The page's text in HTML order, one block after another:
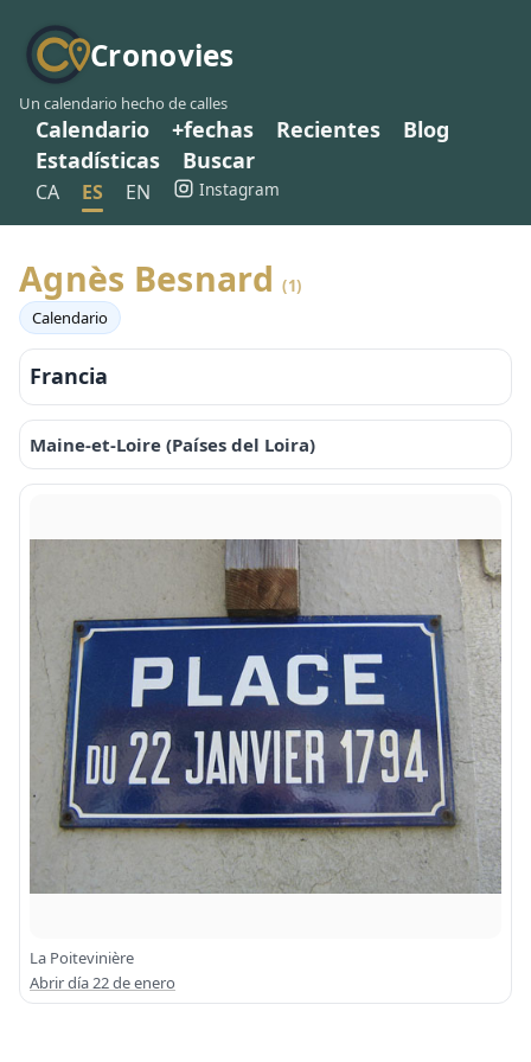
Cronovies
Un calendario hecho de calles
Calendario +fechas Recientes
Blog
Estadísticas
Buscar
CA ES EN Instagram
Agnès Besnard(1)
Calendario
Francia
Maine-et-Loire (Países del Loira)
La Poitevinière
Abrir día 22 de enero